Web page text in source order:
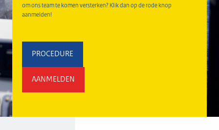
om ons team te komen versterken? Klik dan op de rode knop
aanmelden!
PROCEDURE
AANMELDEN